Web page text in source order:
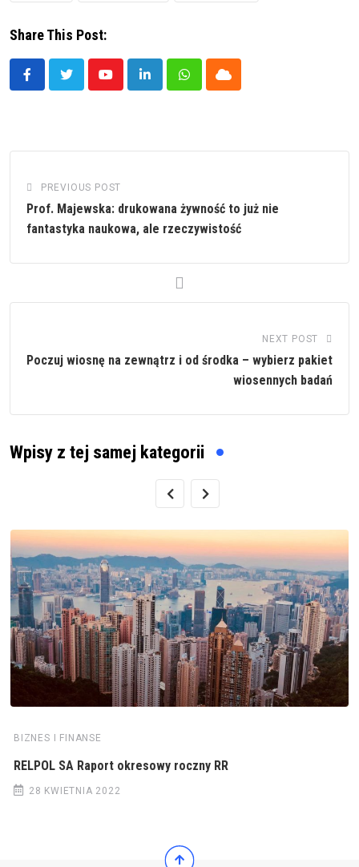
Share This Post:
YoutubeLinkedInWhatsappCloud
PREVIOUS POST
Prof. Majewska: drukowana żywność to już nie
fantastyka naukowa, ale rzeczywistość
NEXT POST
Poczuj wiosnę na zewnątrz i od środka – wybierz pakiet
wiosennych badań
Wpisy z tej samej kategorii
BIZNES I FINANSE
RELPOL SA Raport okresowy roczny RR
28 KWIETNIA 2022